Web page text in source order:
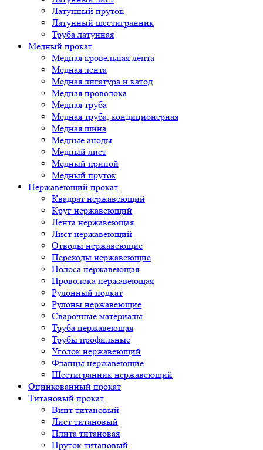
Латунный пруток
Латунный шестигранник
Труба латунная
Медный прокат
Медная кровельная лента
Медная лента
Медная лигатура и катод
Медная проволока
Медная труба
Медная труба, кондиционерная
Медная шина
Медные аноды
Медный лист
Медный припой
Медный пруток
Нержавеющий прокат
Квадрат нержавеющий
Круг нержавеющий
Лента нержавеющая
Лист нержавеющий
Отводы нержавеющие
Переходы нержавеющие
Полоса нержавеющая
Проволока нержавеющая
Рулонный подкат
Рулоны нержавеющие
Сварочные материалы
Труба нержавеющая
Трубы профильные
Уголок нержавеющий
Фланцы нержавеющие
Шестигранник нержавеющий
Оцинкованный прокат
Титановый прокат
Винт титановый
Лист титановый
Плита титановая
Пруток титановый